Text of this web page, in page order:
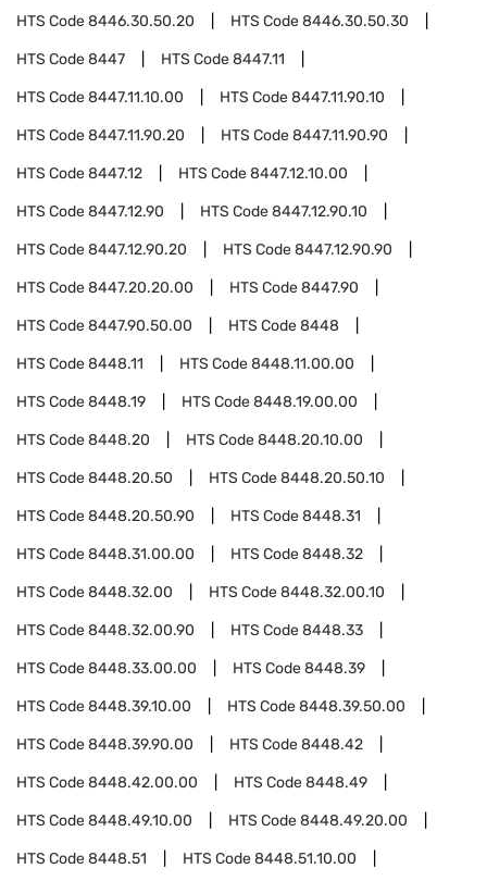
HTS Code8446.30.50.20 HTS Code8446.30.50.30
HTS Code8447 HTS Code8447.11
HTS Code8447.11.10.00 HTS Code8447.11.90.10
HTS Code8447.11.90.20 HTS Code8447.11.90.90
HTS Code8447.12 HTS Code8447.12.10.00
HTS Code8447.12.90 HTS Code8447.12.90.10
HTS Code8447.12.90.20 HTS Code8447.12.90.90
HTS Code8447.20.20.00 HTS Code8447.90
HTS Code8447.90.50.00 HTS Code8448
HTS Code8448.11 HTS Code8448.11.00.00
HTS Code8448.19 HTS Code8448.19.00.00
HTS Code8448.20 HTS Code8448.20.10.00
HTS Code8448.20.50 HTS Code8448.20.50.10
HTS Code8448.20.50.90 HTS Code8448.31
HTS Code8448.31.00.00 HTS Code8448.32
HTS Code8448.32.00 HTS Code8448.32.00.10
HTS Code8448.32.00.90 HTS Code8448.33
HTS Code8448.33.00.00 HTS Code8448.39
HTS Code8448.39.10.00 HTS Code8448.39.50.00
HTS Code8448.39.90.00 HTS Code8448.42
HTS Code8448.42.00.00 HTS Code8448.49
HTS Code8448.49.10.00 HTS Code8448.49.20.00
HTS Code8448.51 HTS Code8448.51.10.00